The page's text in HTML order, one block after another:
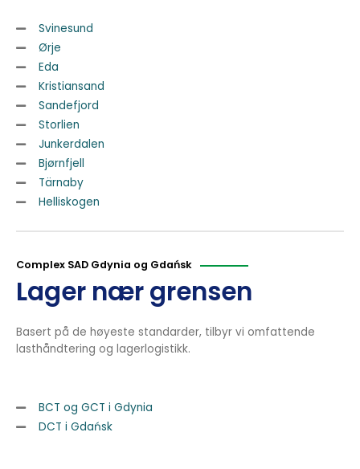
Svinesund
Ørje
Eda
Kristiansand
Sandefjord
Storlien
Junkerdalen
Bjørnfjell
Tärnaby
Helliskogen
Complex SAD Gdynia og Gdańsk
Lager nær grensen
Basert på de høyeste standarder, tilbyr vi omfattende
lasthåndtering og lagerlogistikk.
BCT og GCT i Gdynia
DCT i Gdańsk